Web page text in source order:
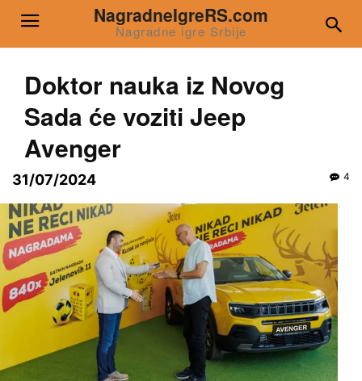
NagradneIgreRS.com
Nagradne igre Srbije
Doktor nauka iz Novog
Sada će voziti Jeep
Avenger
31/07/2024 4